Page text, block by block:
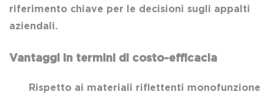
riferimento chiave per le decisioni sugli appalti
aziendali.
Vantaggi in termini di costo-efficacia
Rispetto ai materiali riflettenti monofunzione